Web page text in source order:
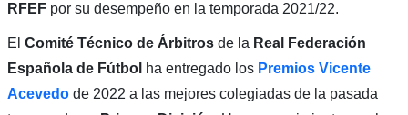
RFEF por su desempeño en la temporada 2021/22.
El Comité Técnico de Árbitrosde la Real Federación
Española de Fútbol ha entregado los Premios Vicente
Acevedode 2022 a las mejores colegiadas de la pasada